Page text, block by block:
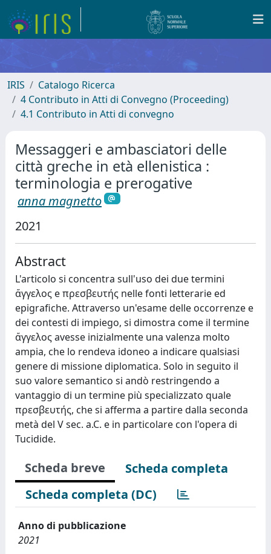
IRIS
Catalogo Ricerca
4 Contributo in Atti di Convegno (Proceeding)
4.1 Contributo in Atti di convegno
Messaggeri e ambasciatori delle
città greche in età ellenistica :
terminologia e prerogative
anna magnetto
2021
Abstract
L'articolo si concentra sull'uso dei due termini
ἄγγελος e πρεσβευτής nelle fonti letterarie ed
epigrafiche. Attraverso un'esame delle occorrenze e
dei contesti di impiego, si dimostra come il termine
ἄγγελος avesse inizialmente una valenza molto
ampia, che lo rendeva idoneo a indicare qualsiasi
genere di missione diplomatica. Solo in seguito il
suo valore semantico si andò restringendo a
vantaggio di un termine più specializzato quale
πρεσβευτής, che si afferma a partire dalla seconda
metà del V sec. a.C. e in particolare con l'opera di
Tucidide.
Scheda breve
Scheda completa
Scheda completa (DC)
Anno di pubblicazione
2021